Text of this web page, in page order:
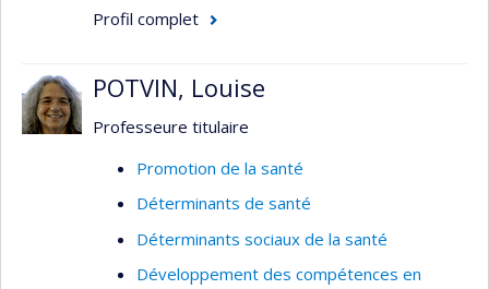
système de santé (post crise), Soins de santé
Profil complet
POTVIN, Louise
Professeure titulaire
Promotion de la santé
Déterminants de santé
Déterminants sociaux de la santé
Développement des compétences en